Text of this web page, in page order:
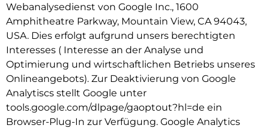
Webanalysedienst von Google Inc., 1600
Amphitheatre Parkway, Mountain View, CA 94043,
USA. Dies erfolgt aufgrund unsers berechtigten
Interesses ( Interesse an der Analyse und
Optimierung und wirtschaftlichen Betriebs unseres
Onlineangebots). Zur Deaktivierung von Google
Analytiscs stellt Google unter
tools.google.com/dlpage/gaoptout?hl=de ein
Browser-Plug-In zur Verfügung. Google Analytics